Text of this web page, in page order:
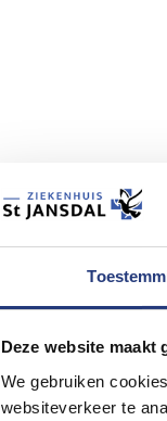
Deze website maakt
We gebruiken
websiteverkeer te